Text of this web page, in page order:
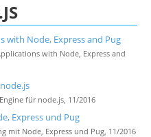
with Node, Express and Pug
with Node, Express and
für node.js, 11/2016
Express und Pug
mit Node, Express und Pug, 11/2016